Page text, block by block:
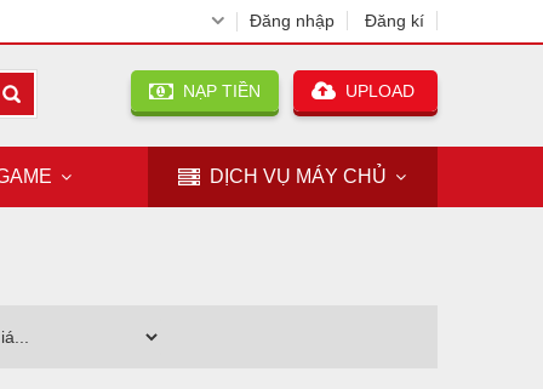
Đăng nhập Đăng kí
NẠP TIỀN UPLOAD
DỊCH VỤ MÁY CHỦ